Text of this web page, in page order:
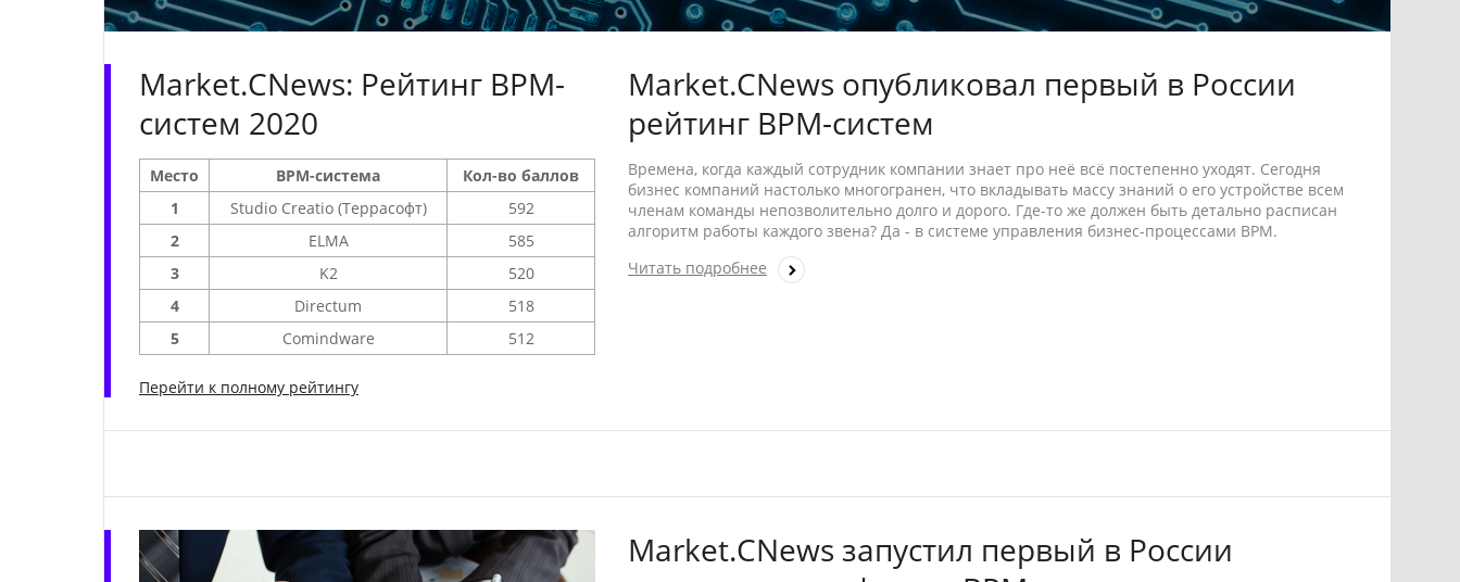
Конференции
Market.CNews: Рейтинг BPM-
систем 2020
Место BPM-система
Кол-во баллов
1
Studio Creatio (Террасофт)
592
2
ELMA
585
3
K2
520
4
Directum
518
5
Comindware 512
Перейти к полному рейтингу
Market.CNews опубликовал первый в России
рейтинг BPM-систем
Времена, когда каждый сотрудник компании знает про неё всё постепенно уходят. Сегодня
бизнес компаний настолько многогранен, что вкладывать массу знаний о его устройстве всем
членам команды непозволительно долго и дорого. Где-то же должен быть детально расписан
алгоритм работы каждого звена? Да - в системе управления бизнес-процессами BPM.
Читать подробнее
Market.CNews запустил первый в России